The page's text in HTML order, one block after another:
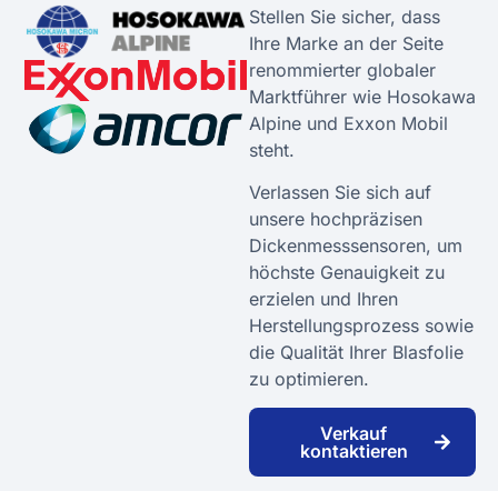
Stellen Sie sicher, dass
Ihre Marke an der Seite
renommierter globaler
Marktführer wie Hosokawa
Alpine und Exxon Mobil
steht.
Verlassen Sie sich auf
unsere hochpräzisen
Dickenmesssensoren, um
höchste Genauigkeit zu
erzielen und Ihren
Herstellungsprozess sowie
die Qualität Ihrer Blasfolie
zu optimieren.
Verkauf
kontaktieren